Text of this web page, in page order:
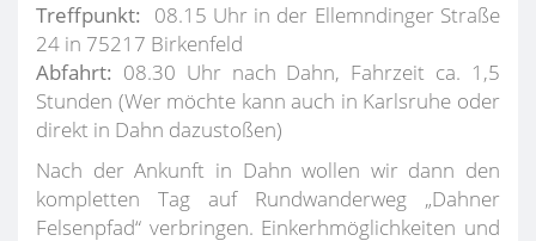
Treffpunkt: 08.15 Uhr in der Ellemndinger Straße
24 in 75217 Birkenfeld
Abfahrt: 08.30 Uhr nach Dahn, Fahrzeit ca. 1,5
Stunden (Wer möchte kann auch in Karlsruhe oder
direkt in Dahn dazustoßen)
Nach der Ankunft in Dahn wollen wir dann den
kompletten Tag auf Rundwanderweg „Dahner
Felsenpfad“ verbringen. Einkerhmöglichkeiten und